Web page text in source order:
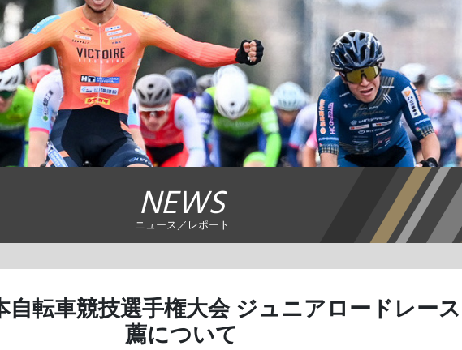
NEWS
ニュース／レポート
自転車競技選手権大会 ジュニアロードレー
薦について